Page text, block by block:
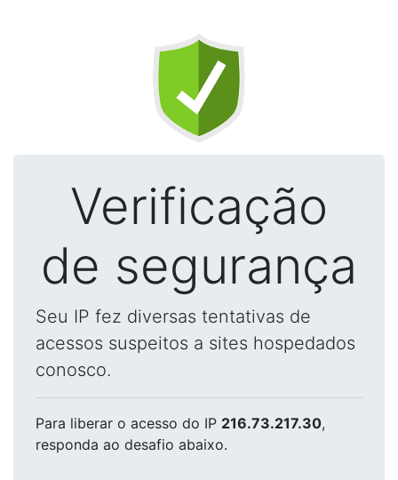
Verificação
de segurança
Seu IP fez diversas tentativas de
acessos suspeitos a sites hospedados
conosco.
Para liberar o acesso do IP 216.73.217.30,
responda ao desafio abaixo.